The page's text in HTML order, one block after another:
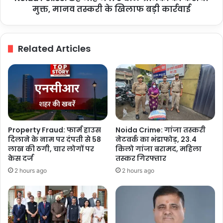
खिलाफ
कार्रवाई
मुक्त, मानव तस्करी के खिलाफ बड़ी कार्रवाई
Related Articles
Property Fraud: फार्म हाउस
दिलाने के नाम पर दंपती से 58
लाख की ठगी, चार लोगों पर
केस दर्ज
2 hours ago
Noida Crime: गांजा तस्करी
नेटवर्क का भंडाफोड़, 23.4
किलो गांजा बरामद, महिला
तस्कर गिरफ्तार
2 hours ago